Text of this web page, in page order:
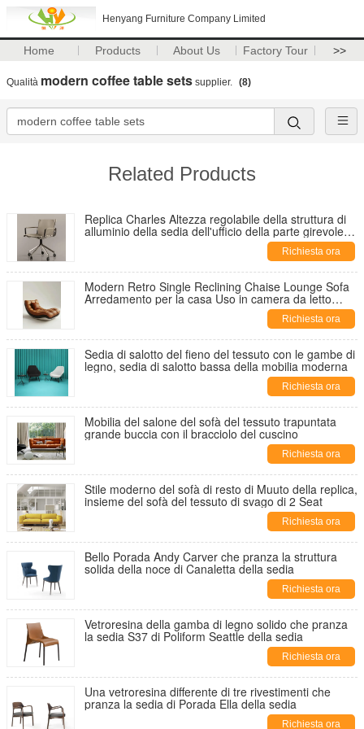
Henyang Furniture Company Limited
Home Products About Us Factory Tour >>
Qualità modern coffee table sets supplier. (8)
Related Products
Replica Charles Altezza regolabile della struttura di
alluminio della sedia dell'ufficio della parte girevole di
Richiesta ora
Modern Retro Single Reclining Chaise Lounge Sofa
Arredamento per la casa Uso in camera da letto
Studio Grand Flat Villa Casual Living RoomRichiesta ora
Sedia di salotto del fieno del tessuto con le gambe di
legno, sedia di salotto bassa della mobilia moderna
Richiesta ora
Mobilia del salone del sofà del tessuto trapuntata
grande buccia con il bracciolo del cuscino
Richiesta ora
Stile moderno del sofà di resto di Muuto della replica,
insieme del sofà del tessuto di svago di 2 Seat
Richiesta ora
Bello Porada Andy Carver che pranza la struttura
solida della noce di Canaletta della sedia
Richiesta ora
Vetroresina della gamba di legno solido che pranza
la sedia S37 di Poliform Seattle della sedia
Richiesta ora
Una vetroresina differente di tre rivestimenti che
pranza la sedia di Porada Ella della sedia
Richiesta ora